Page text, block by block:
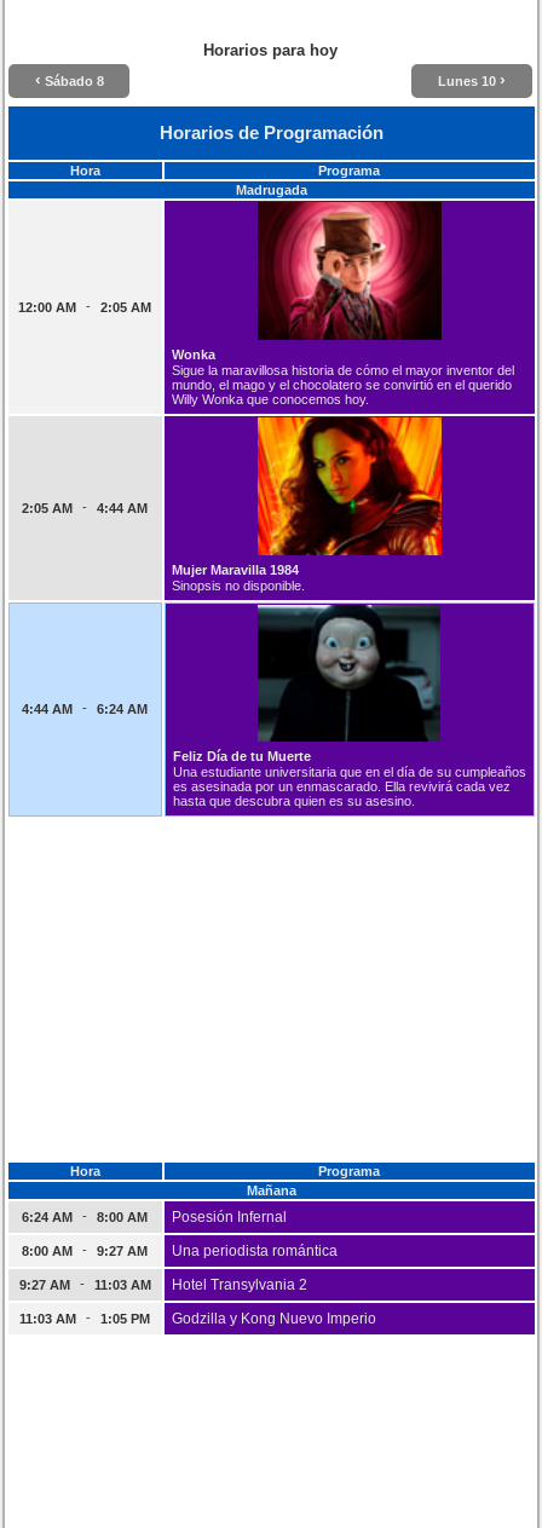
Horarios para hoy
‹ Sábado 8 Lunes 10 ›
Horarios de Programación
Hora
Programa
Madrugada
12:00 AM - 2:05 AM
Wonka
Sigue la maravillosa historia de cómo el mayor inventor del
mundo, el mago y el chocolatero se convirtió en el querido
Willy Wonka que conocemos hoy.
2:05 AM - 4:44 AM
Mujer Maravilla 1984
Sinopsis no disponible.
4:44 AM - 6:24 AM
Feliz Día de tu Muerte
Una estudiante universitaria que en el día de su cumpleaños
es asesinada por un enmascarado. Ella revivirá cada vez
hasta que descubra quien es su asesino.
Hora
Programa
Mañana
6:24 AM
- 8:00 AM Posesión Infernal
8:00 AM - 9:27 AM Una periodista romántica
9:27 AM - 11:03 AM Hotel Transylvania 2
11:03 AM - 1:05 PM Godzilla y Kong Nuevo Imperio